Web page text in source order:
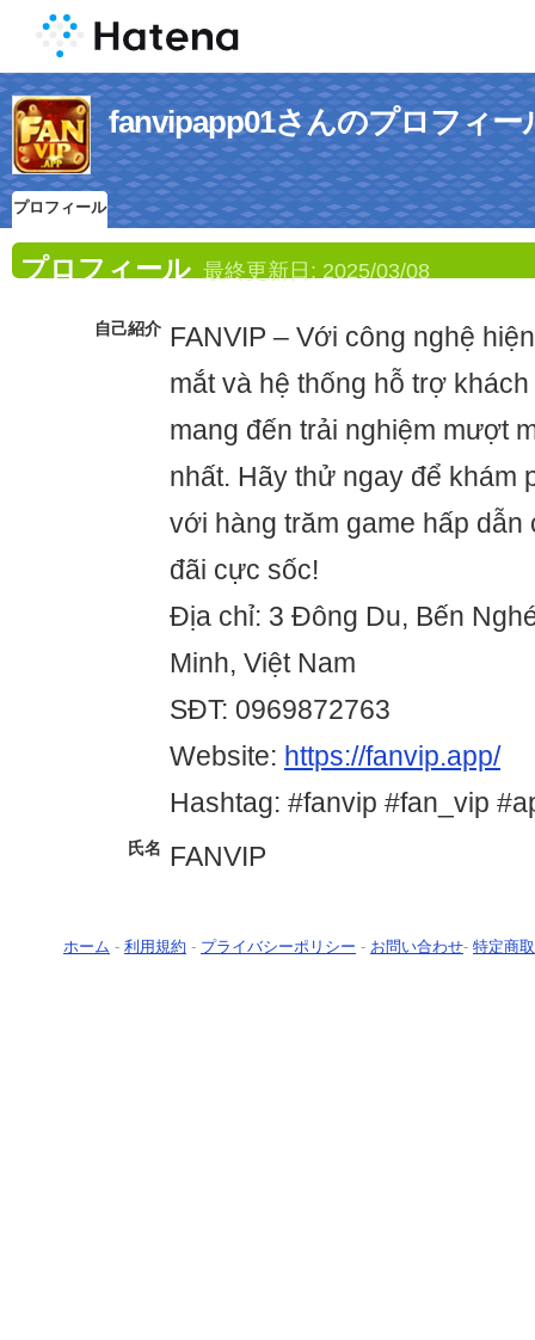
fanvipapp01さんのプロフィー
プロフィール
プロフィール 最終更新日: 2025/03/08
自己紹介 FANVIP – Với công nghệ
mắt và hệ thống hỗ trợ
mang đến trải nghiệm mượt
nhất. Hãy thử ngay để khám
với hàng trăm game hấp dẫn
đãi cực sốc!
Địa chỉ: 3 Đông Du, Bến
Minh, Việt Nam
SĐT: 0969872763
Website: https://fanvip.app/
Hashtag: #fanvip #fan_vip
氏名 FANVIP
ホーム - 利用規約 - プライバシーポリシー - お問い合わせ- 特定商